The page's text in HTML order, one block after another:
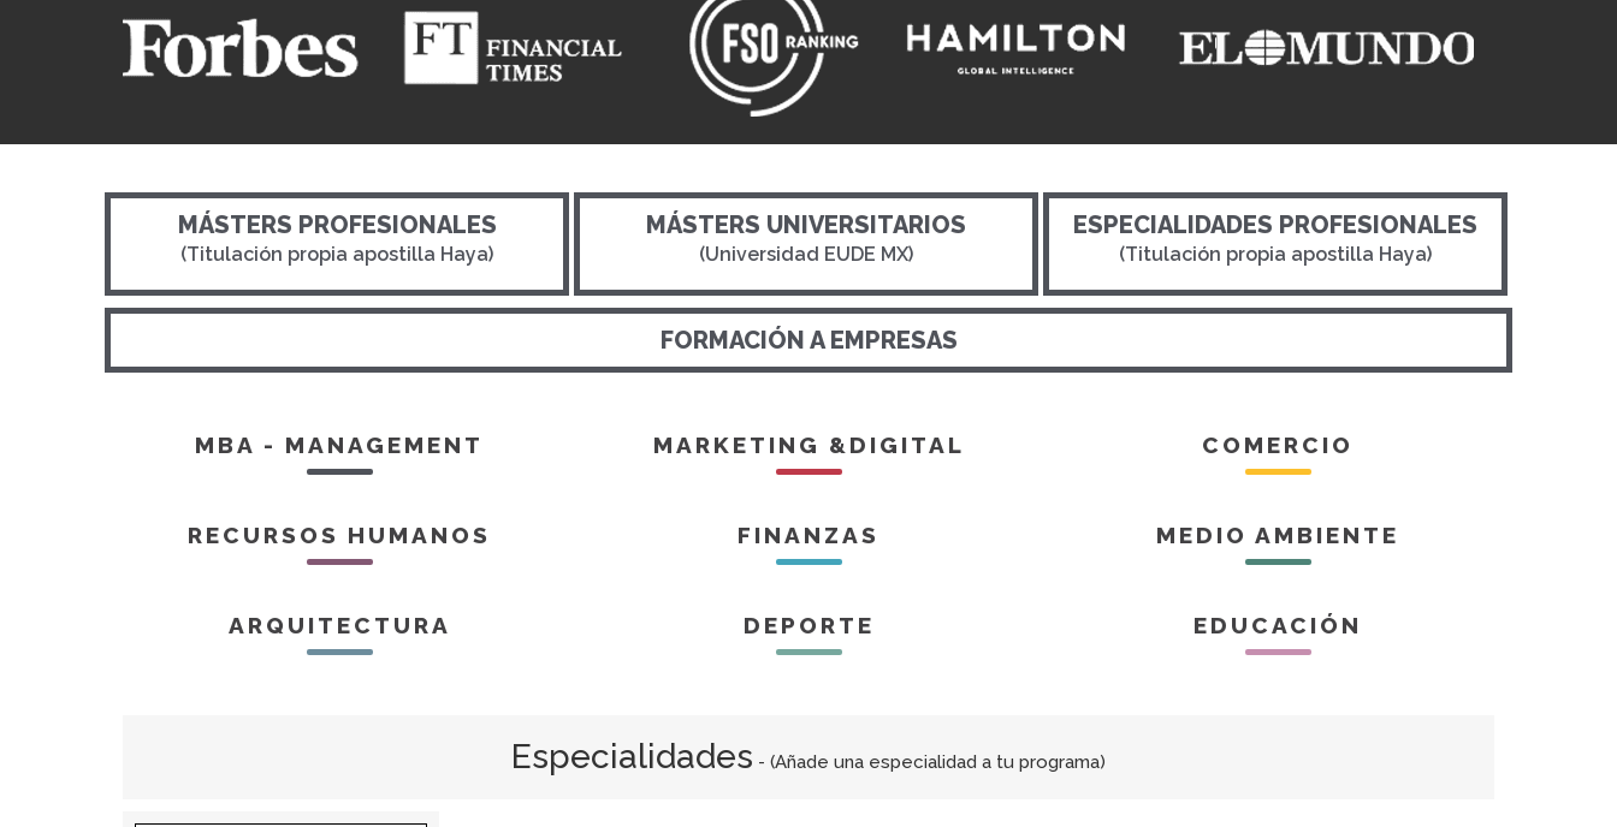
MÁSTERS PROFESIONALES
(Titulación propia apostilla Haya)
MÁSTERS UNIVERSITARIOS
(Universidad EUDE MX)
ESPECIALIDADES PROFESIONALES
(Titulación propia apostilla Haya)
FORMACIÓN A EMPRESAS
MBA - MANAGEMENT MARKETING &DIGITAL COMERCIO
RECURSOS HUMANOS FINANZAS MEDIO AMBIENTE
ARQUITECTURA DEPORTE EDUCACIÓN
Especialidades - (Añade una especialidad a tu programa)